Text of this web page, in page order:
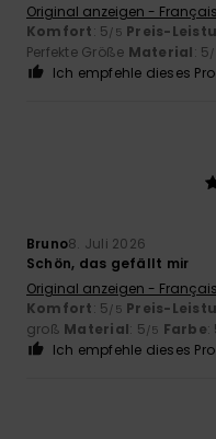
Original anzeigen - Français
Komfort: 5/5 Preis-
Perfekte Größe Material: 5
Ich empfehle dieses
Bruno8. Juli 2026
Schön, das gefällt mir
Original anzeigen - Français
Komfort: 5/5 Preis-
groß Material: 5/5 Farbe:
Ich empfehle dieses